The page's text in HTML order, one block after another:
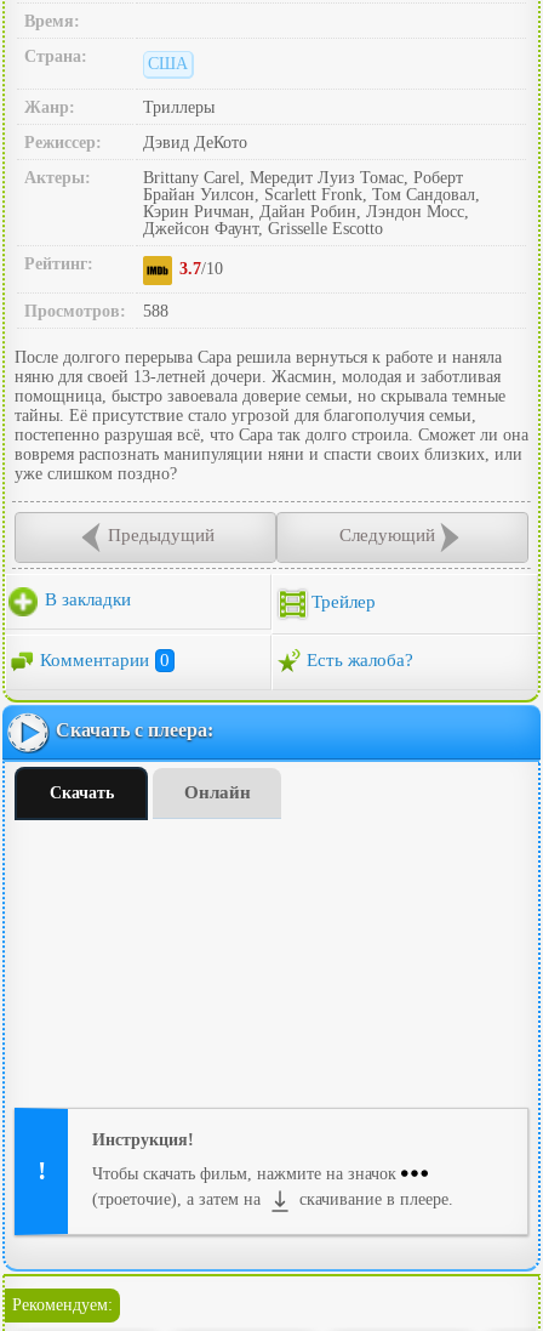
Время:
Страна:
США
Жанр:
Триллеры
Режиссер:
Дэвид ДеКото
Актеры:
Brittany Carel, Мередит Луиз Томас, Роберт
Брайан Уилсон, Scarlett Fronk, Том Сандовал,
Кэрин Ричман, Дайан Робин, Лэндон Мосс,
Джейсон Фаунт, Grisselle Escotto
Рейтинг:
3.7/10
Просмотров: 588
После долгого перерыва Сара решила вернуться к работе и наняла
няню для своей 13-летней дочери. Жасмин, молодая и заботливая
помощница, быстро завоевала доверие семьи, но скрывала темные
тайны. Её присутствие стало угрозой для благополучия семьи,
постепенно разрушая всё, что Сара так долго строила. Сможет ли она
вовремя распознать манипуляции няни и спасти своих близких, или
уже слишком поздно?
Предыдущий Следующий
В закладки Трейлер
Комментарии 0 Есть жалоба?
Скачать с плеера:
Скачать Онлайн
Инструкция!
Чтобы скачать фильм, нажмите на значок
(троеточие), а затем на
скачивание в плеере.
Рекомендуем: